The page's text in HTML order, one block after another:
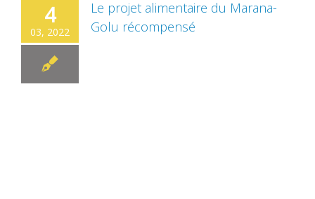
4
03, 2022
Le projet alimentaire du Marana-
Golu récompensé